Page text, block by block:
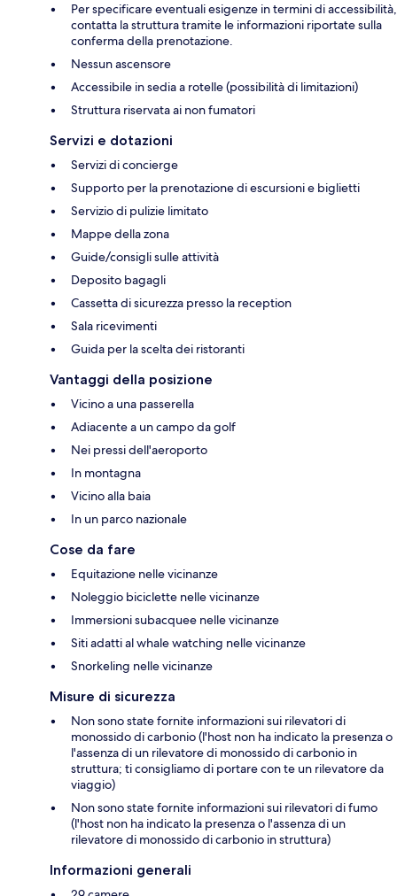
Per specificare eventuali esigenze in termini di accessibilità,
contatta la struttura tramite le informazioni riportate sulla
conferma della prenotazione.
Nessun ascensore
Accessibile in sedia a rotelle (possibilità di limitazioni)
Struttura riservata ai non fumatori
Servizi e dotazioni
Servizi di concierge
Supporto per la prenotazione di escursioni e biglietti
Servizio di pulizie limitato
Mappe della zona
Guide/consigli sulle attività
Deposito bagagli
Cassetta di sicurezza presso la reception
Sala ricevimenti
Guida per la scelta dei ristoranti
Vantaggi della posizione
Vicino a una passerella
Adiacente a un campo da golf
Nei pressi dell'aeroporto
In montagna
Vicino alla baia
In un parco nazionale
Cose da fare
Equitazione nelle vicinanze
Noleggio biciclette nelle vicinanze
Immersioni subacquee nelle vicinanze
Siti adatti al whale watching nelle vicinanze
Snorkeling nelle vicinanze
Misure di sicurezza
Non sono state fornite informazioni sui rilevatori di
monossido di carbonio (l'host non ha indicato la presenza o
l'assenza di un rilevatore di monossido di carbonio in
struttura; ti consigliamo di portare con te un rilevatore da
viaggio)
Non sono state fornite informazioni sui rilevatori di fumo
(l'host non ha indicato la presenza o l'assenza di un
rilevatore di monossido di carbonio in struttura)
Informazioni generali